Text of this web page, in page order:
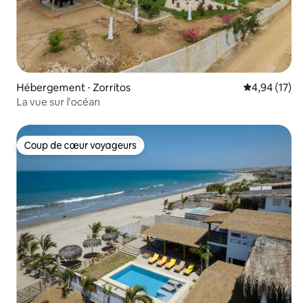
Hébergement ⋅ Zorritos Évaluation
4,94 (17)
La vue sur l'océan
Coup de cœur voyageurs
Coup de cœur voyageurs